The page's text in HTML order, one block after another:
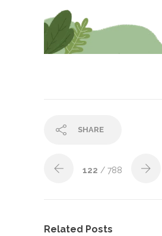
SHARE
122 / 788
Related Posts